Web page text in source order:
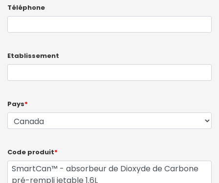
Téléphone
Etablissement
Pays*
Code produit*